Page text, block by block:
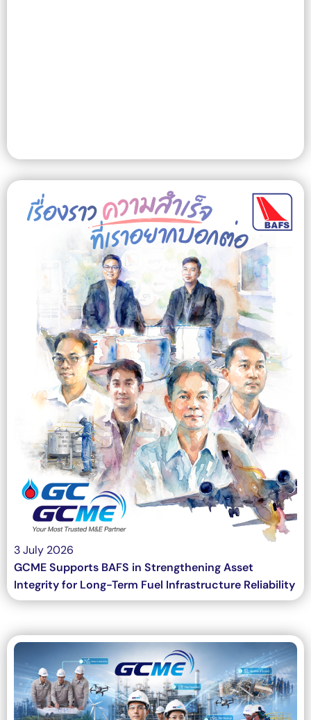
3 July 2026
GCME Supports BAFS in Strengthening Asset
Integrity for Long-Term Fuel Infrastructure Reliability